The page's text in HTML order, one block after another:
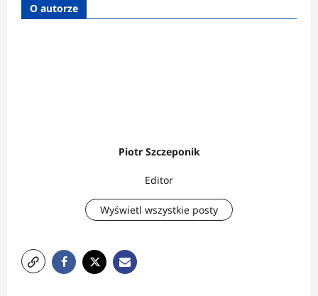
O autorze
Piotr Szczeponik
Editor
Wyświetl wszystkie posty